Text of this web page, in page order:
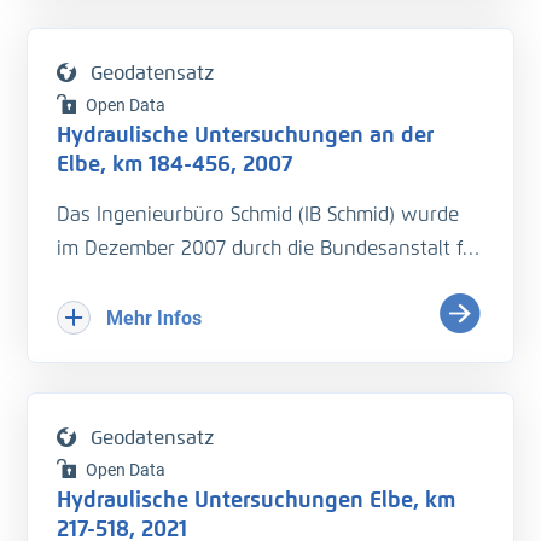
Geodatensatz
Open Data
Hydraulische Untersuchungen an der
Elbe, km 184-456, 2007
Das Ingenieurbüro Schmid (IB Schmid) wurde
im Dezember 2007 durch die Bundesanstalt für
an der Elbe beauftragt. Die Messungen sollten
• Wasserspiegelﬁxierung, Aufnahme der
Fließgeschwindigkeiten und Sohlhöhen in
einem Längsproﬁl entlang der Fahrrinnenmitte
Mehr Infos
Geodatensatz
Open Data
Hydraulische Untersuchungen Elbe, km
217-518, 2021